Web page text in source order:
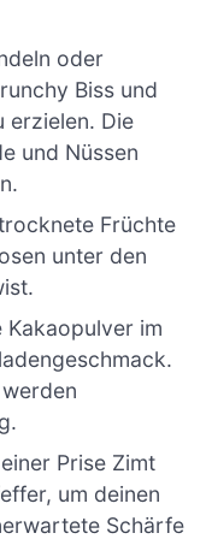
oder
Biss und
erzielen. Die
und Nüssen
Früchte
unter den
Kakaopulver im
Prise Zimt
um deinen
Schärfe